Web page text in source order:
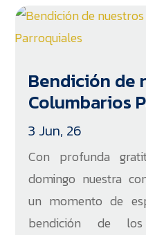
Bendición de
Columbarios
3 Jun, 26
Con profunda
domingo nuestra
un momento de
bendición de los